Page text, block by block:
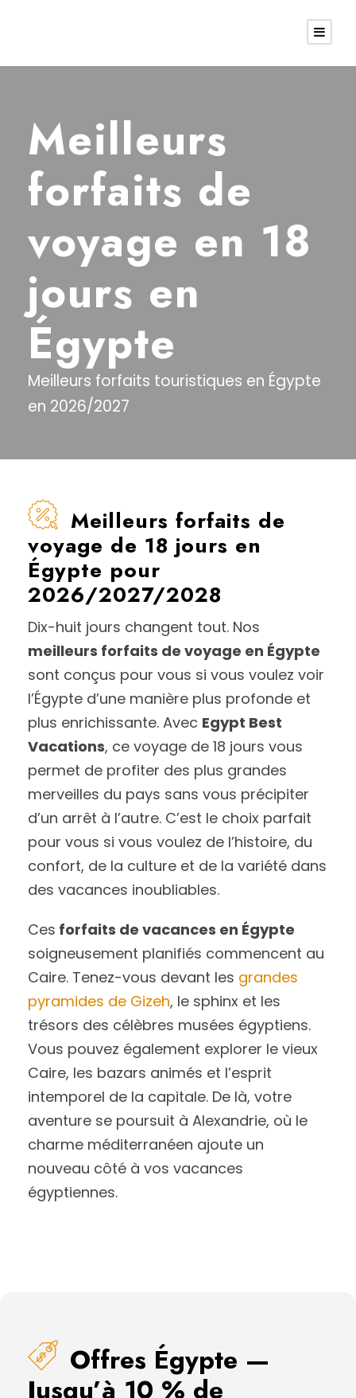
Meilleurs
forfaits de
voyage en 18
jours en
Égypte
Meilleurs forfaits touristiques en Égypte
en 2026/2027
Meilleurs forfaits de
voyage de 18 jours en
Égypte pour
2026/2027/2028
Dix-huit jours changent tout. Nos
meilleurs forfaits de voyage en Égypte
sont conçus pour vous si vous voulez voir
l’Égypte d’une manière plus profonde et
plus enrichissante. Avec Egypt Best
Vacations, ce voyage de 18 jours vous
permet de profiter des plus grandes
merveilles du pays sans vous précipiter
d’un arrêt à l’autre. C’est le choix parfait
pour vous si vous voulez de l’histoire, du
confort, de la culture et de la variété dans
des vacances inoubliables.
Ces forfaits de vacances en Égypte
soigneusement planifiés commencent au
Caire. Tenez-vous devant les grandes
pyramides de Gizeh, le sphinx et les
trésors des célèbres musées égyptiens.
Vous pouvez également explorer le vieux
Caire, les bazars animés et l’esprit
intemporel de la capitale. De là, votre
aventure se poursuit à Alexandrie, où le
charme méditerranéen ajoute un
nouveau côté à vos vacances
égyptiennes.
Offres Égypte —
Jusqu’à 10 % de